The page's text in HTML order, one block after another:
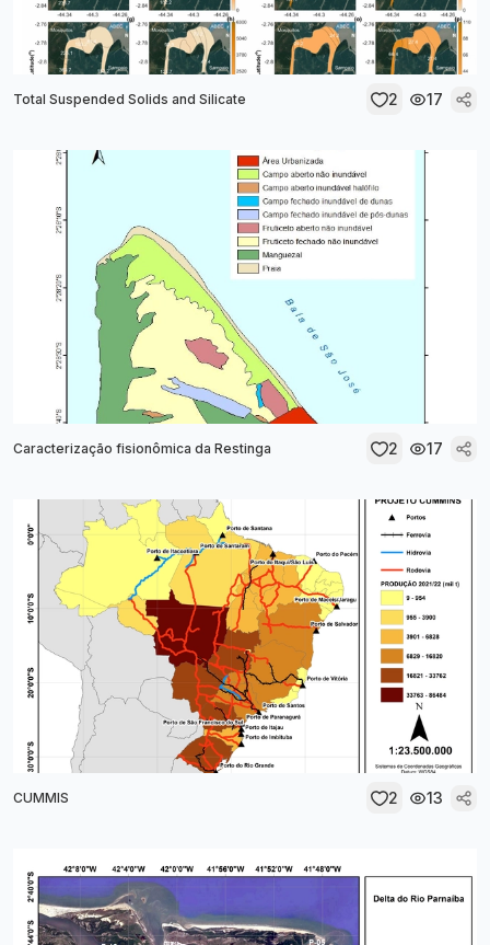
Total Suspended Solids and Silicate 2 17
Caracterização fisionômica da Restinga 2 17
CUMMIS 2 13